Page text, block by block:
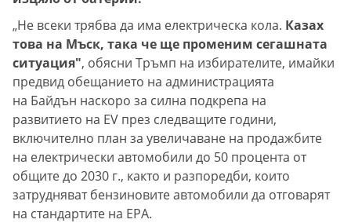
„Не всеки трябва да има електрическа кола. Казах
това на Мъск, така че ще променим сегашната
ситуация", обясни Тръмп на избирателите, имайки
предвид обещанието на администрацията
на Байдън наскоро за силна подкрепа на
развитието на ЕV през следващите години,
включително план за увеличаване на продажбите
на електрически автомобили до 50 процента от
общите до 2030 г., както и разпоредби, които
затрудняват бензиновите автомобили да отговарят
на стандартите на EPA.